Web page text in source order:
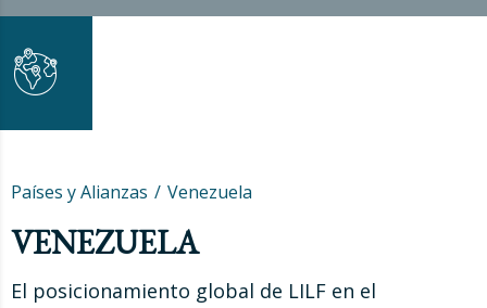
Países y Alianzas Venezuela
VENEZUELA
El posicionamiento global de LILF en el